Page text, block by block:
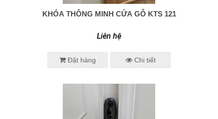
0938 414 005
KHÓA THÔNG MINH CỬA GỖ KTS 121
Liên hệ
Đặt hàng Chi tiết